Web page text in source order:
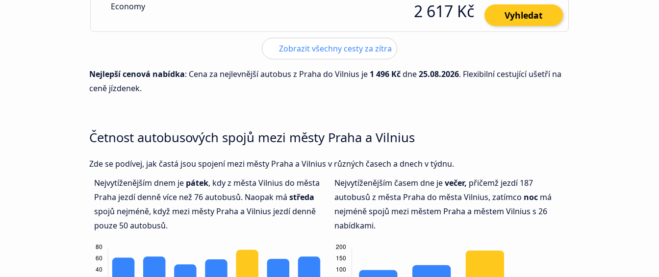
Economy 2 617 Kč Vyhledat
Zobrazit všechny cesty za zítra
Nejlepší cenová nabídka: Cena za nejlevnější autobus z Praha do Vilnius je 1 496 Kčdne25.08.2026. Flexibilní cestující ušetří na
ceně jízdenek.
Četnost autobusových spojů mezi městy Praha a Vilnius
Zde se podívej, jak častá jsou spojení mezi městy Praha a Vilnius v různých časech a dnech v týdnu.
Nejvytíženějším dnem je pátek, kdy z města Vilnius do města
Praha jezdí denně více než 76 autobusů. Naopak má středa
spojů nejméně, když mezi městy Praha a Vilnius jezdí denně
pouze 50 autobusů.
Nejvytíženějším časem dne jevečer, přičemž jezdí 187
autobusů z města Praha do města Vilnius, zatímco noc má
nejméně spojů mezi městem Praha a městem Vilnius s 26
nabídkami.